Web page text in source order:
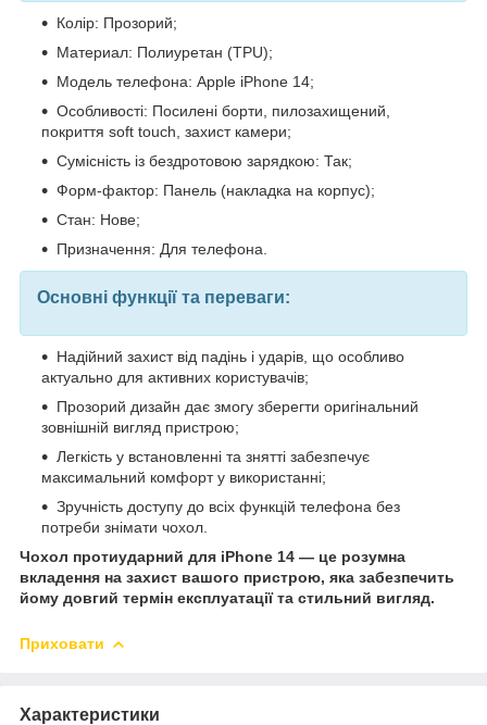
Колір: Прозорий;
Материал: Полиуретан (TPU);
Модель телефона: Apple iPhone 14;
Особливості: Посилені борти, пилозахищений,
покриття soft touch, захист камери;
Сумісність із бездротовою зарядкою: Так;
Форм-фактор: Панель (накладка на корпус);
Стан: Нове;
Призначення: Для телефона.
Основні функції та переваги:
Надійний захист від падінь і ударів, що особливо
актуально для активних користувачів;
Прозорий дизайн дає змогу зберегти оригінальний
зовнішній вигляд пристрою;
Легкість у встановленні та знятті забезпечує
максимальний комфорт у використанні;
Зручність доступу до всіх функцій телефона без
потреби знімати чохол.
Чохол протиударний для iPhone 14 — це розумна
вкладення на захист вашого пристрою, яка забезпечить
йому довгий термін експлуатації та стильний вигляд.
Приховати
Характеристики